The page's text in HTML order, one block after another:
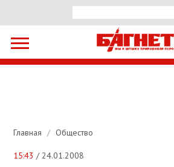
Главная / Общество
15:43 / 24.01.2008